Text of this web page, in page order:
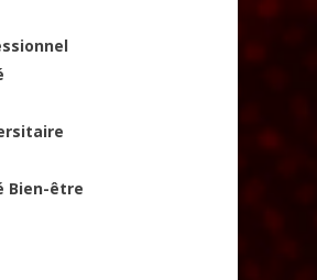
Bien-être